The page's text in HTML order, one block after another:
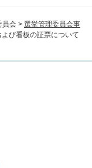
員会 > 選挙管理委員会事
び看板の証票について